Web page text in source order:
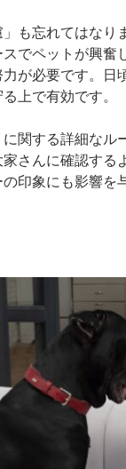
も忘れてはな
でペットが興
が必要です。日
上で有効です。
関する詳細な
さんに確認す
印象にも影響